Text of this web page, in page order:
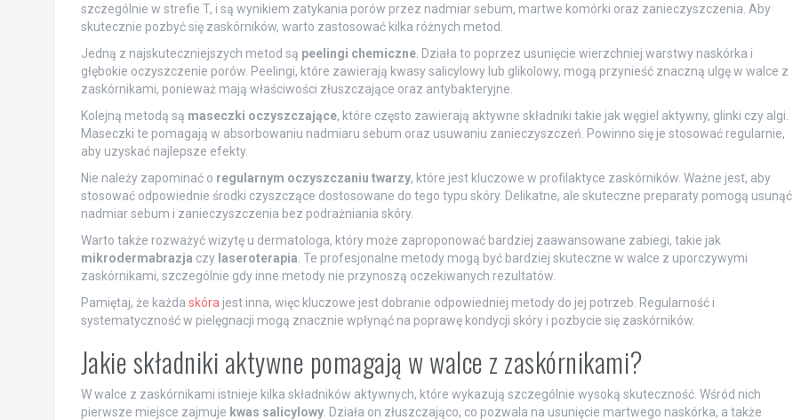
szczególnie w strefie T, i są wynikiem zatykania porów przez nadmiar sebum, martwe komórki oraz zanieczyszczenia. Aby
skutecznie pozbyć się zaskórników, warto zastosować kilka różnych metod.
Jedną z najskuteczniejszych metod są peelingi chemiczne. Działa to poprzez usunięcie wierzchniej warstwy naskórka i
głębokie oczyszczenie porów. Peelingi, które zawierają kwasy salicylowy lub glikolowy, mogą przynieść znaczną ulgę w walce z
zaskórnikami, ponieważ mają właściwości złuszczające oraz antybakteryjne.
Kolejną metodą są maseczki oczyszczające, które często zawierają aktywne składniki takie jak węgiel aktywny, glinki czy algi.
Maseczki te pomagają w absorbowaniu nadmiaru sebum oraz usuwaniu zanieczyszczeń. Powinno się je stosować regularnie,
aby uzyskać najlepsze efekty.
Nie należy zapominać o regularnym oczyszczaniu twarzy, które jest kluczowe w profilaktyce zaskórników. Ważne jest, aby
stosować odpowiednie środki czyszczące dostosowane do tego typu skóry. Delikatne, ale skuteczne preparaty pomogą usunąć
nadmiar sebum i zanieczyszczenia bez podrażniania skóry.
Warto także rozważyć wizytę u dermatologa, który może zaproponować bardziej zaawansowane zabiegi, takie jak
mikrodermabrazja czy laseroterapia . Te profesjonalne metody mogą być bardziej skuteczne w walce z uporczywymi
zaskórnikami, szczególnie gdy inne metody nie przynoszą oczekiwanych rezultatów.
Pamiętaj, że każda skóra jest inna, więc kluczowe jest dobranie odpowiedniej metody do jej potrzeb. Regularność i
systematyczność w pielęgnacji mogą znacznie wpłynąć na poprawę kondycji skóry i pozbycie się zaskórników.
Jakie składniki aktywne pomagają w walce z zaskórnikami?
W walce z zaskórnikami istnieje kilka składników aktywnych, które wykazują szczególnie wysoką skuteczność. Wśród nich
pierwsze miejsce zajmuje kwas salicylowy. Działa on złuszczająco, co pozwala na usunięcie martwego naskórka, a także